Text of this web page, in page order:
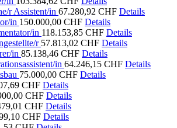
r Assistent/in 67.280,92 CHF Details
in 150.000,00 CHF Details
in 118.153,85 CHF Details
r 57.813,02 CHF Details
in 85.138,46 CHF Details
in 64.246,15 CHF Details
75.000,00 CHF Details
CHF Details
CHF Details
CHF Details
CHF Details